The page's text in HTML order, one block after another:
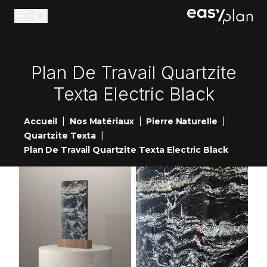
Accessoires
Réalisations
Nouveautés
Showrooms
Devis en ligne
Plan De Travail Quartzite
Texta Electric Black
Accueil Nos Matériaux Pierre Naturelle
Quartzite Texta
Plan De Travail Quartzite Texta Electric Black